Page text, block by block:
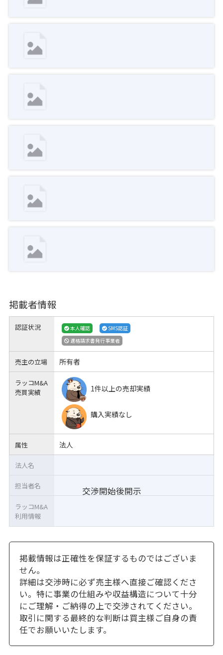
掲載者情報
認証状況 本人確認
SMS認証
適格請求書発行事業者
売主の立場 所有者
ラッコM&A
売買実績
1件以上の売却実績
購入実績なし
属性 法人
交渉開始後開示
法人名
担当者名
ラッコM&A
利用情報
掲載情報は正確性を保証するものではございま
せん。
詳細は交渉時に必ず売主様へ直接ご確認くださ
い。特に事業の仕組みや収益構造について十分
にご理解・ご納得の上で交渉されてください。
取引に関する最終的な判断は買主様ご自身の責
任でお願いいたします。